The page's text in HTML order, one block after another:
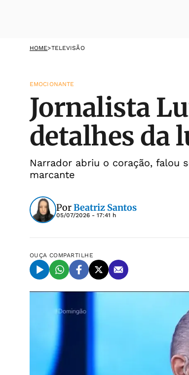
HOME>TELEVISÃO
EMOCIONANTE
Jornalista
detalhes da
Narrador abriu o coração, falou
marcante
PorBeatriz Santos
05/07/2026 - 17:41 h
OUÇA COMPARTILHE